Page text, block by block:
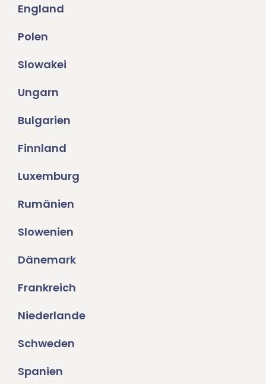
England
Polen
Slowakei
Ungarn
Bulgarien
Finnland
Luxemburg
Rumänien
Slowenien
Dänemark
Frankreich
Niederlande
Schweden
Spanien